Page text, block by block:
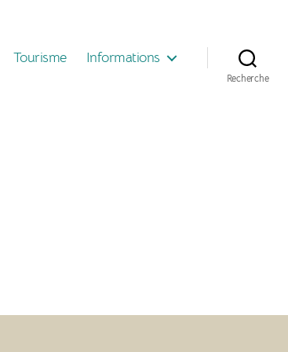
Tourisme Informations
Recherche